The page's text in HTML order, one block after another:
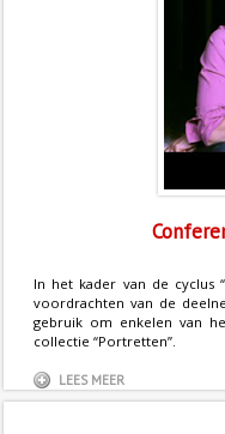
In het kader van de cyclus
voordrachten van de
gebruik om enkelen van
collectie “Portretten”.
LEES MEER